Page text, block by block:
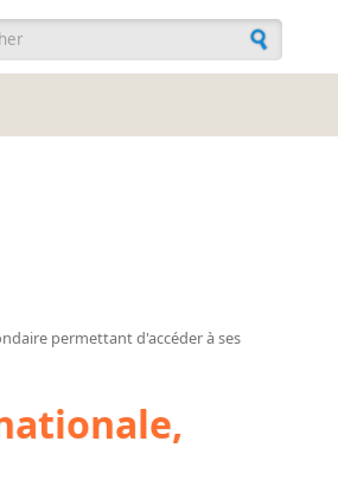
de recherche
permettant d'accéder à ses